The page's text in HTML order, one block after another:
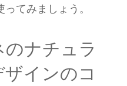
てみましょう。
ナチュラ
インのコ